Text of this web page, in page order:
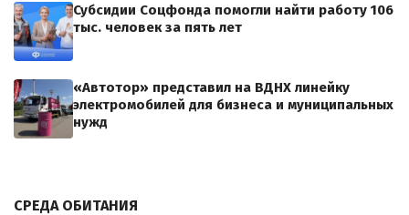
Субсидии Соцфонда помогли найти работу 106
тыс. человек за пять лет
«Автотор» представил на ВДНХ линейку
электромобилей для бизнеса и муниципальных
нужд
СРЕДА ОБИТАНИЯ